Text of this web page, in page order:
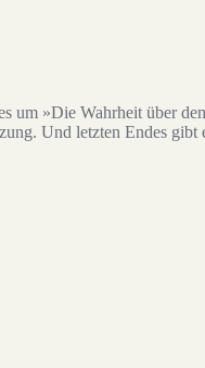
um »Die Wahrheit über
Und letzten Endes